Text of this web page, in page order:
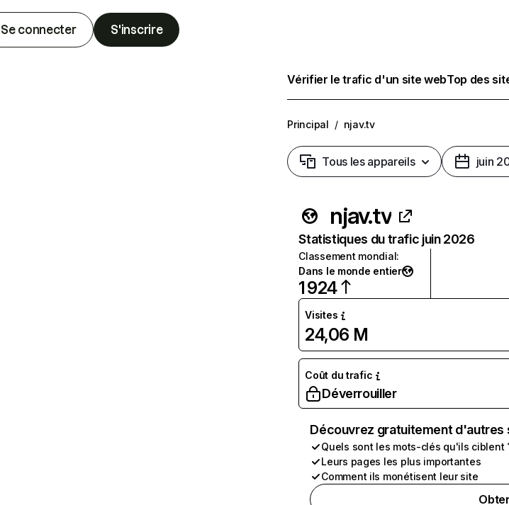
Se connecter S'inscrire
Vérifier le trafic d'un site webTop des
Principal / njav.tv
Tous les appareils juin
njav.tv
Statistiques du trafic juin 2026
Classement mondial:
Dans le monde entier
1 924
Visites
24,06 M
Coût du trafic
Déverrouiller
Découvrez gratuitement
Quels sont les mots-clés qu'ils ciblent
Leurs pages les plus importantes
Comment ils monétisent leur site